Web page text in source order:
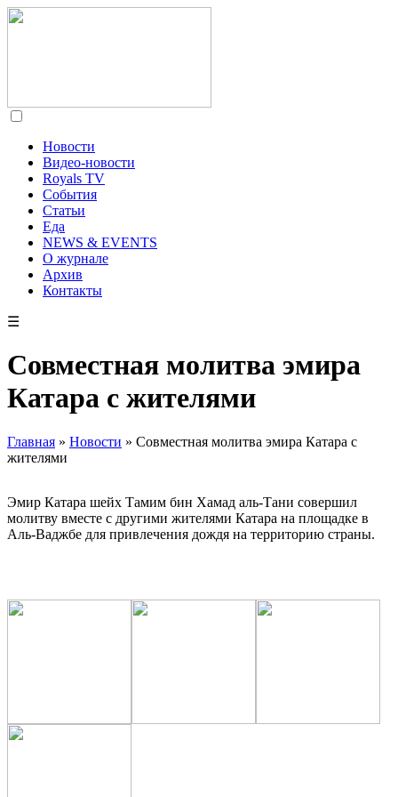
Новости
Видео-новости
Royals TV
События
Статьи
Еда
NEWS & EVENTS
О журнале
Архив
Контакты
☰
Совместная молитва эмира
Катара с жителями
Главная » Новости » Совместная молитва эмира Катара с
жителями
Эмир Катара шейх Тамим бин Хамад аль-Тани совершил
молитву вместе с другими жителями Катара на площадке в
Аль-Ваджбе для привлечения дождя на территорию страны.